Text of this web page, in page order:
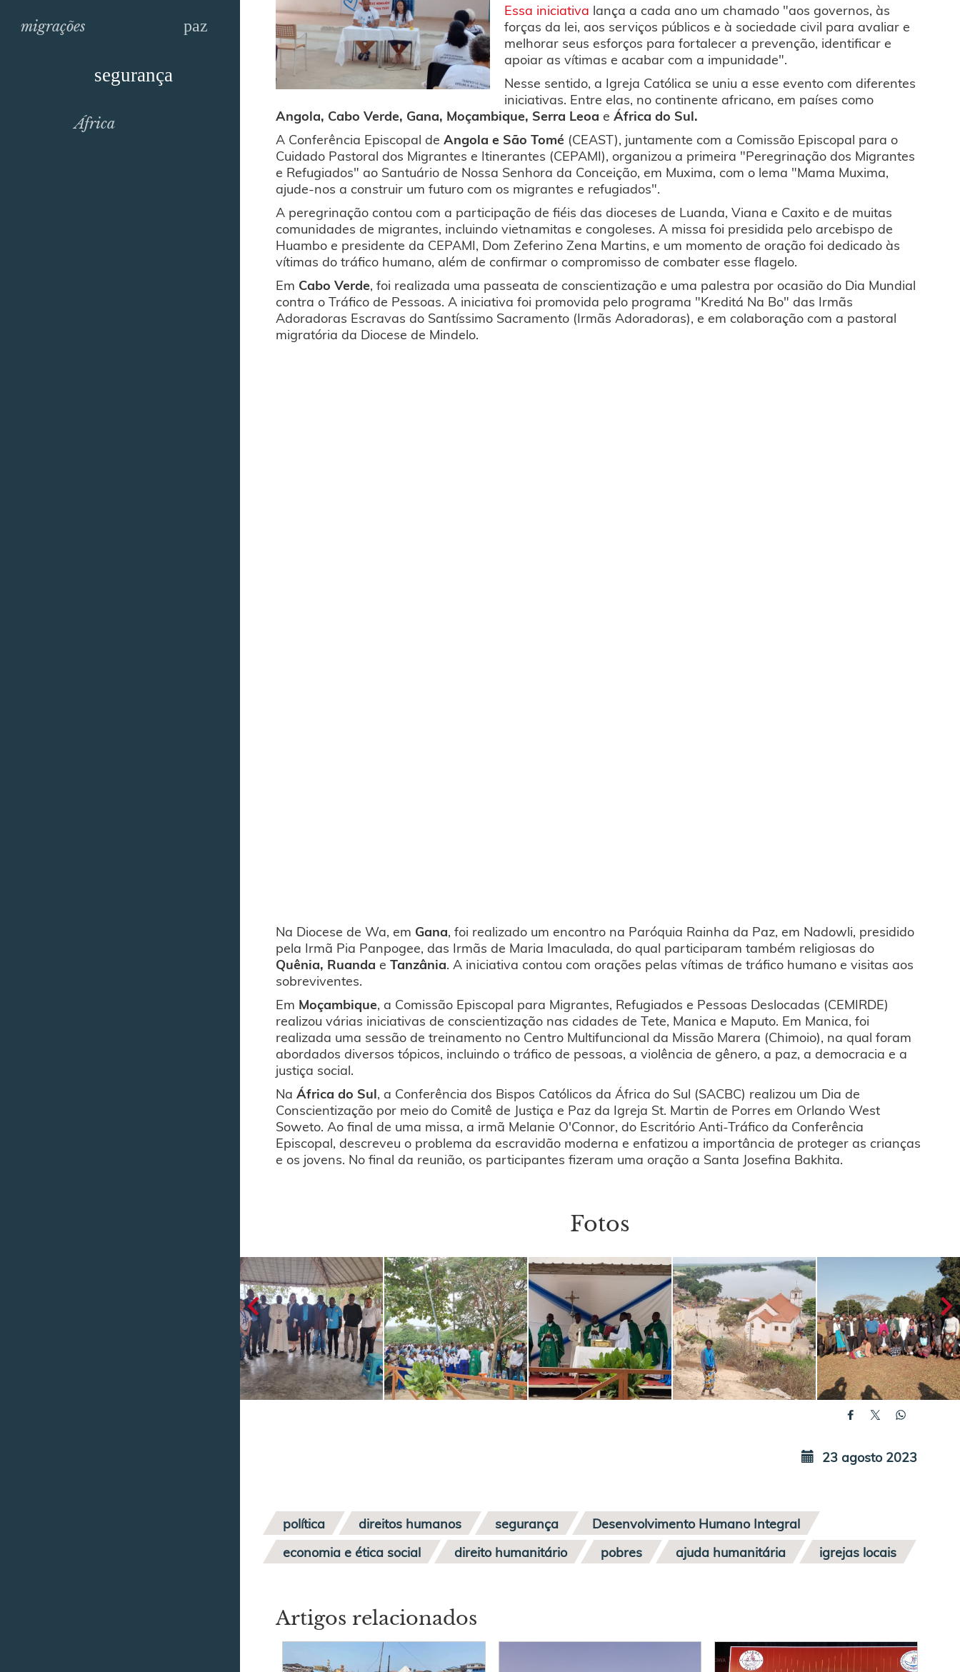
migrações paz
segurança
África
Essa iniciativa lança a cada ano um chamado "aos governos, às
forças da lei, aos serviços públicos e à sociedade civil para avaliar e
melhorar seus esforços para fortalecer a prevenção, identificar e
apoiar as vítimas e acabar com a impunidade".
Nesse sentido, a Igreja Católica se uniu a esse evento com diferentes
iniciativas. Entre elas, no continente africano, em países como
Angola, Cabo Verde, Gana, Moçambique, Serra Leoae África do Sul.
A Conferência Episcopal deAngola e São Tomé (CEAST), juntamente com a Comissão Episcopal para o
Cuidado Pastoral dos Migrantes e Itinerantes (CEPAMI), organizou a primeira "Peregrinação dos Migrantes
e Refugiados" ao Santuário de Nossa Senhora da Conceição, em Muxima, com o lema "Mama Muxima,
ajude-nos a construir um futuro com os migrantes e refugiados".
A peregrinação contou com a participação de fiéis das dioceses de Luanda, Viana e Caxito e de muitas
comunidades de migrantes, incluindo vietnamitas e congoleses. A missa foi presidida pelo arcebispo de
Huambo e presidente da CEPAMI, Dom Zeferino Zena Martins, e um momento de oração foi dedicado às
vítimas do tráfico humano, além de confirmar o compromisso de combater esse flagelo.
Em Cabo Verde, foi realizada uma passeata de conscientização e uma palestra por ocasião do Dia Mundial
contra o Tráfico de Pessoas. A iniciativa foi promovida pelo programa "Kreditá Na Bo" das Irmãs
Adoradoras Escravas do Santíssimo Sacramento (Irmãs Adoradoras), e em colaboração com a pastoral
migratória da Diocese de Mindelo.
Na Diocese de Wa, em Gana, foi realizado um encontro na Paróquia Rainha da Paz, em Nadowli, presidido
pela Irmã Pia Panpogee, das Irmãs de Maria Imaculada, do qual participaram também religiosas do
Quênia, Ruandae Tanzânia. A iniciativa contou com orações pelas vítimas de tráfico humano e visitas aos
sobreviventes.
Em Moçambique, a Comissão Episcopal para Migrantes, Refugiados e Pessoas Deslocadas (CEMIRDE)
realizou várias iniciativas de conscientização nas cidades de Tete, Manica e Maputo. Em Manica, foi
realizada uma sessão de treinamento no Centro Multifuncional da Missão Marera (Chimoio), na qual foram
abordados diversos tópicos, incluindo o tráfico de pessoas, a violência de gênero, a paz, a democracia e a
justiça social.
NaÁfrica do Sul, a Conferência dos Bispos Católicos da África do Sul (SACBC) realizou um Dia de
Conscientização por meio do Comitê de Justiça e Paz da Igreja St. Martin de Porres em Orlando West
Soweto. Ao final de uma missa, a irmã Melanie O'Connor, do Escritório Anti-Tráfico da Conferência
Episcopal, descreveu o problema da escravidão moderna e enfatizou a importância de proteger as crianças
e os jovens. No final da reunião, os participantes fizeram uma oração a Santa Josefina Bakhita.
Fotos
23 agosto 2023
política direitos humanos segurança
Desenvolvimento Humano Integral
economia e ética social
direito humanitário pobres ajuda humanitária igrejas locais
Artigos relacionados